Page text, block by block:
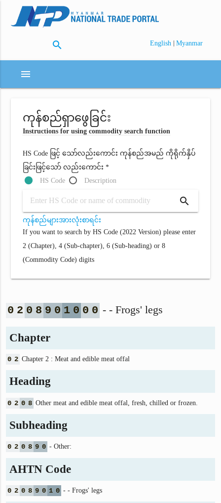
search English | Myanmar
menu
ကုန်စည်ရှာဖွေခြင်း
Instructions for using commodity search function
HS Code ဖြင့် သော်လည်းကောင်း ကုန်စည်အမည် ကိုရိုက်နှိပ်
ခြင်းဖြင့်သော် လည်းကောင်း *
HS Code
Description
search
ကုန်စည်များအားလုံးစာရင်း
If you want to search by HS Code (2022 Version) please enter
2 (Chapter), 4 (Sub-chapter), 6 (Sub-heading) or 8
(Commodity Code) digits
0 2 0 8 9 0 1 0 0 0 - - Frogs' legs
Chapter
0 2 Chapter 2 : Meat and edible meat offal
Heading
0 2 0 8 Other meat and edible meat offal, fresh, chilled or frozen.
Subheading
0 2 0 8 9 0 - Other:
AHTN Code
0 2 0 8 9 0 1 0 - - Frogs' legs